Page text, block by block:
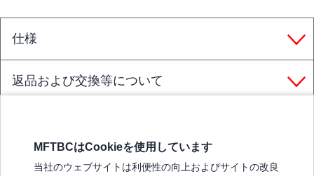
仕様
返品および交換等について
MFTBCはCookieを使用しています
当社のウェブサイトは利便性の向上およびサイトの改良